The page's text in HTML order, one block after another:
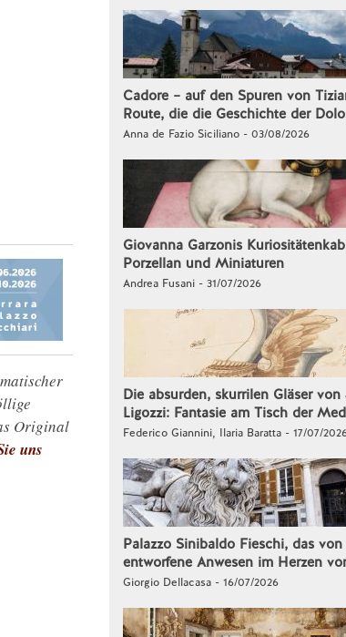
Original
uns
Cadore – auf den Spuren von
Route, die die Geschichte der
Anna de Fazio Siciliano - 03/08/2026
Giovanna Garzonis
Porzellan und Miniaturen
Andrea Fusani - 31/07/2026
Die absurden, skurrilen Gläser
Ligozzi: Fantasie am Tisch der
Federico Giannini, Ilaria Baratta - 17/07/
Palazzo Sinibaldo Fieschi, das von
entworfene Anwesen im Herzen
Giorgio Dellacasa - 16/07/2026